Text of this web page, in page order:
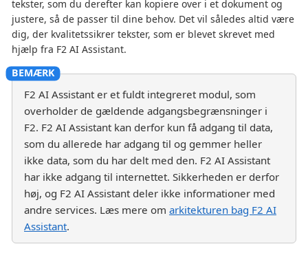
tekster, som du derefter kan kopiere over i et dokument og
justere, så de passer til dine behov. Det vil således altid være
dig, der kvalitetssikrer tekster, som er blevet skrevet med
hjælp fra F2 AI Assistant.
F2 AI Assistant er et fuldt integreret modul, som
overholder de gældende adgangsbegrænsninger i
F2. F2 AI Assistant kan derfor kun få adgang til data,
som du allerede har adgang til og gemmer heller
ikke data, som du har delt med den. F2 AI Assistant
har ikke adgang til internettet. Sikkerheden er derfor
høj, og F2 AI Assistant deler ikke informationer med
andre services. Læs mere om arkitekturen bag F2 AI
Assistant.